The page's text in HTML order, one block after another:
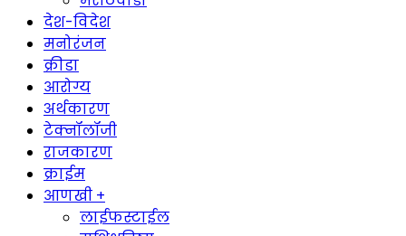
देश-विदेश
मनोरंजन
क्रीडा
आरोग्य
अर्थकारण
टेक्नॉलॉजी
राजकारण
क्राईम
आणखी +
लाईफस्टाईल